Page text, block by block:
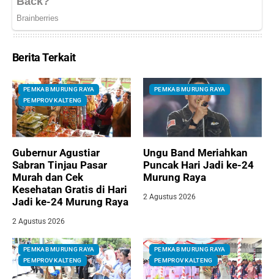
Berita Terkait
PEMKAB MURUNG RAYA
PEMPROV KALTENG
Gubernur Agustiar
Sabran Tinjau Pasar
Murah dan Cek
Kesehatan Gratis di Hari
Jadi ke-24 Murung Raya
2 Agustus 2026
PEMKAB MURUNG RAYA
Ungu Band Meriahkan
Puncak Hari Jadi ke-24
Murung Raya
2 Agustus 2026
PEMKAB MURUNG RAYA
PEMPROV KALTENG
PEMKAB MURUNG RAYA
PEMPROV KALTENG